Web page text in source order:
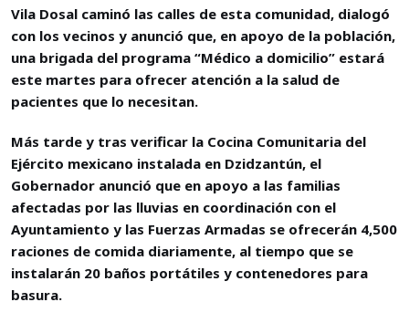
Vila Dosal caminó las calles de esta comunidad, dialogó
con los vecinos y anunció que, en apoyo de la población,
una brigada del programa “Médico a domicilio” estará
este martes para ofrecer atención a la salud de
pacientes que lo necesitan.
Más tarde y tras verificar la Cocina Comunitaria del
Ejército mexicano instalada en Dzidzantún, el
Gobernador anunció que en apoyo a las familias
afectadas por las lluvias en coordinación con el
Ayuntamiento y las Fuerzas Armadas se ofrecerán 4,500
raciones de comida diariamente, al tiempo que se
instalarán 20 baños portátiles y contenedores para
basura.